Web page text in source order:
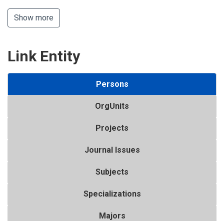
Show more
Link Entity
Persons
OrgUnits
Projects
Journal Issues
Subjects
Specializations
Majors